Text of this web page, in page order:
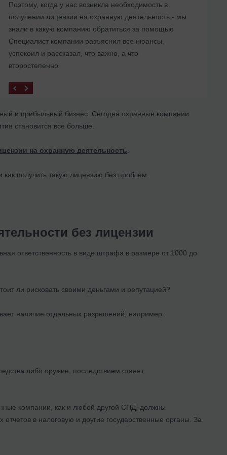
Поэтому, когда у нас возникла необходимость в
получении лицензии на охранную деятельность - мы
знали в какую компанию обратиться за помощью
Специалист компании разъяснил все нюансы,
успокоил и рассказал, что важно, а что
второстепенно
и прибыльный бизнес. Сегодня охранные компании
становится все больше.
на охранную деятельность
получить такую лицензию без проблем.
без лицензии
ответственность в виде штрафа в размере от 1000 до
ли рисковать своими деньгами и репутацией?
наличие отдельных разрешений, например:
либо оружие, последствием станет
компании, как и любой другой СПД, должны
в налоговую и другие государственные органы. За